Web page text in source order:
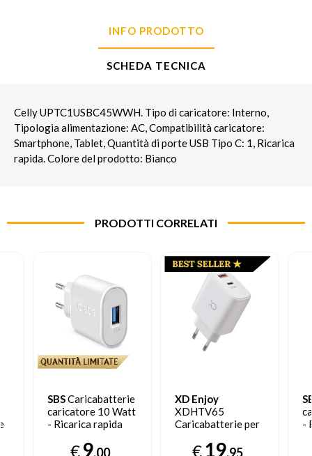
INFO PRODOTTO
SCHEDA TECNICA
Celly UPTC1USBC45WWH. Tipo di caricatore: Interno,
Tipologia alimentazione: AC, Compatibilità caricatore:
Smartphone, Tablet, Quantità di porte USB Tipo C: 1, Ricarica
rapida. Colore del prodotto: Bianco
PRODOTTI CORRELATI
SBSCaricabatterie
caricatore 10 Watt
- Ricarica rapida
Intelligent Charge
€9,00
XD Enjoy
XDHTV65
Caricabatterie per
Telefono cellulare,
€19,95
-